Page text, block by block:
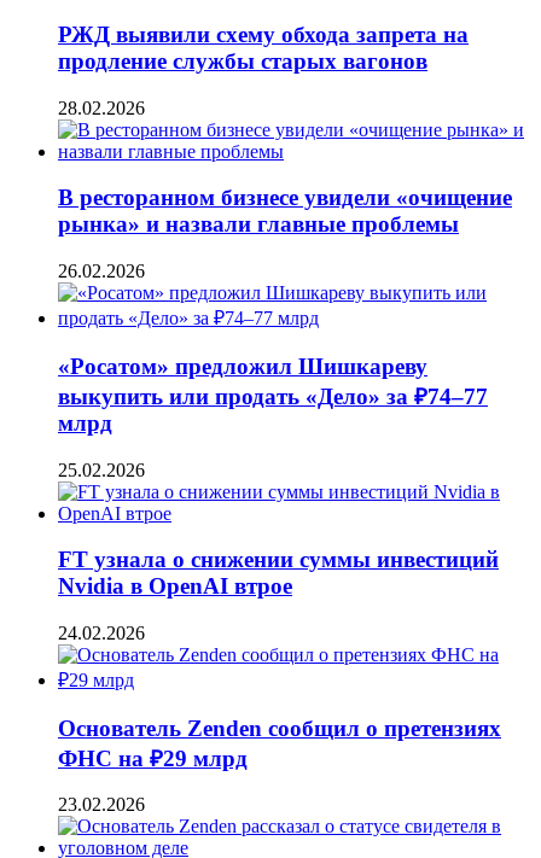
РЖД выявили схему обхода запрета на
продление службы старых вагонов
28.02.2026
В ресторанном бизнесе увидели «очищение
рынка» и назвали главные проблемы
26.02.2026
«Росатом» предложил Шишкареву
выкупить или продать «Дело» за ₽74–77
млрд
25.02.2026
FT узнала о снижении суммы инвестиций
Nvidia в OpenAI втрое
24.02.2026
Основатель Zenden сообщил о претензиях
ФНС на ₽29 млрд
23.02.2026